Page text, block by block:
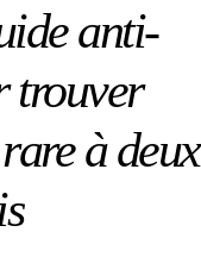
anti-
trouver
à deux